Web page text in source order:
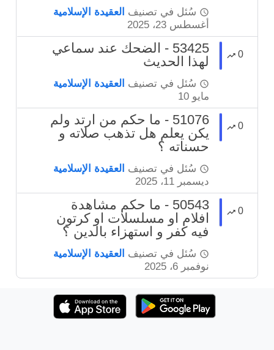
سُئل في تصنيف العقيدة الإسلامية
أغسطس 23، 2025
0
53425 - الضحك عند سماعي
لهذا الحديث
سُئل في تصنيف العقيدة الإسلامية
مايو 10
0
51076 - ما حكم من ارتد ولم
يكن يعلم هل تذهب صلاته و
حسناته ؟
سُئل في تصنيف العقيدة الإسلامية
ديسمبر 11، 2025
0
50543 - ما حكم مشاهدة
افلام او مسلسلات او كرتون
فيه كفر و استهزاء بالدين ؟
سُئل في تصنيف العقيدة الإسلامية
نوفمبر 6، 2025